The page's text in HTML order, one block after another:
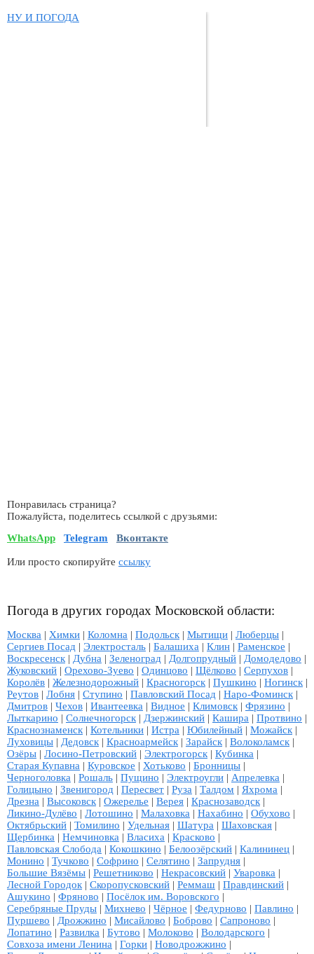
НУ И ПОГОДА
Понравилась страница?
Пожалуйста, поделитесь ссылкой с друзьями:
WhatsApp
Telegram Вконтакте
Или просто скопируйте ссылку
Погода в других городах Московской области:
Москва | Химки | Коломна | Подольск| Мытищи | Люберцы |
Сергиев Посад | Электросталь | Балашиха | Клин | Раменское |
Воскресенск| Дубна | Зеленоград | Долгопрудный | Домодедово |
Жуковский | Орехово-Зуево | Одинцово | Щёлково | Серпухов |
Королёв | Железнодорожный | Красногорск| Пушкино | Ногинск|
Реутов | Лобня | Ступино | Павловский Посад | Наро-Фоминск|
Дмитров | Чехов | Ивантеевка | Видное | Климовск| Фрязино |
Лыткарино | Солнечногорск| Дзержинский | Кашира | Протвино |
Краснознаменск| Котельники | Истра | Юбилейный | Можайск|
Луховицы | Дедовск| Красноармейск| Зарайск| Волоколамск|
Озёры | Лосино-Петровский | Электрогорск| Кубинка |
Старая Купавна | Куровское | Хотьково | Бронницы |
Черноголовка | Рошаль | Пущино | Электроугли | Апрелевка |
Голицыно | Звенигород | Пересвет | Руза | Талдом | Яхрома |
Дрезна | Высоковск| Ожерелье | Верея | Краснозаводск|
Ликино-Дулёво | Лотошино | Малаховка | Нахабино | Обухово |
Октябрьский | Томилино | Удельная | Шатура | Шаховская |
Щербинка | Немчиновка | Власиха | Красково |
Павловская Слобода | Кокошкино | Белоозёрский | Калининец |
Монино | Тучково | Софрино | Селятино | Запрудня |
Большие Вязёмы | Решетниково | Некрасовский | Уваровка |
Лесной Городок| Скоропусковский | Реммаш | Правдинский |
Ашукино | Фряново | Посёлок им. Воровского |
Серебряные Пруды | Михнево | Чёрное | Федурново | Павлино |
Пуршево | Дрожжино | Мисайлово | Боброво | Сапроново |
Лопатино | Развилка | Бутово | Молоково | Володарского |
Совхоза имени Ленина | Горки | Новодрожжино |